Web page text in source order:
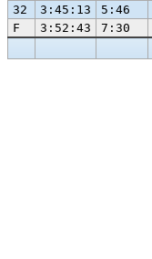
32
3:45:13 5:46
F
3:52:43 7:30